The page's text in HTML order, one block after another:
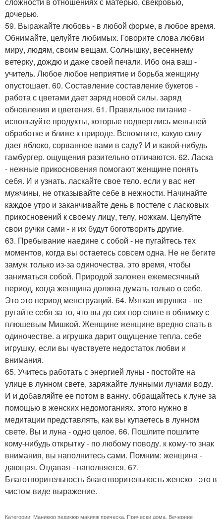
дочерью.
59. Выражайте любовь - в любой форме, в любое время.
Обнимайте, целуйте любимых. Говорите слова любви
миру, людям, своим вещам. Солнышку, весеннему
ветерку, дождю и даже своей печали. Ибо она ваш -
учитель. Любое любое неприятие и борьба женщину
опустошает. 60. Составление составление букетов -
работа с цветами дает заряд новой силы. заряд
обновления и цветения. 61. Правильное питание -
используйте продукты, которые подверглись меньшей
обработке и ближе к природе. Вспомните, какую силу
дает яблоко, сорванное вами в саду? И и какой-нибудь
гамбургер. ощущения разительно отличаются. 62. Ласка
- нежные прикосновения помогают женщине понять
себя. И и узнать. ласкайте свое тело. если у вас нет
мужчины, не отказывайте себе в нежности. Начинайте
каждое утро и заканчивайте день в постеле с ласковых
прикосновений к своему лицу, телу, ножкам. Целуйте
свои ручки сами - и их будут боготворить другие.
63. Пребывание наедине с собой - не пугайтесь тех
моментов, когда вы остаетесь совсем одна. Не не бегите
замуж только из-за одиночества. это время, чтобы
заниматься собой. Природой заложен ежемесячный
период, когда женщина должна думать только о себе.
Это это период менструаций. 64. Мягкая игрушка - не
ругайте себя за то, что вы до сих пор спите в обнимку с
плюшевым Мишкой. Женщине женщине вредно спать в
одиночестве. а игрушка дарит ощущение тепла. себе
игрушку, если вы чувствуете недостаток любви и
внимания.
65. Учитесь работать с энергией луны - постойте на
улице в лунном свете, заряжайте лунными лучами воду.
И и добавляйте ее потом в ванну. обращайтесь к луне за
помощью в женских недомоганиях. этого нужно в
медитации представлять, как вы купаетесь в лунном
свете. Вы и луна - одно целое. 66. Пошлите пошлите
кому-нибудь открытку - по любому поводу. к кому-то знак
внимания, вы наполнитесь сами. Помним: женщина -
дающая. Отдавая - наполняется. 67.
Благотворительность благотворительность женско - это в
чистом виде выражение.
Категории: Маникюр педикюр макияж прическа Прически дома Вечерние